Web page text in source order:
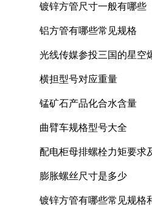
镀锌方管尺寸一般有哪些
铝方管有哪些常见规格
光线传媒参投三国的星空
横担型号对应重量
锰矿石产品化合水含量
曲臂车规格型号大全
配电柜母排螺栓力矩要求
膨胀螺丝尺寸是多少
镀锌方管有哪些常见规格